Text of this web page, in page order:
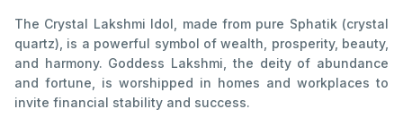
The Crystal Lakshmi Idol, made from pure Sphatik (crystal
quartz), is a powerful symbol of wealth, prosperity, beauty,
and harmony. Goddess Lakshmi, the deity of abundance
and fortune, is worshipped in homes and workplaces to
invite financial stability and success.